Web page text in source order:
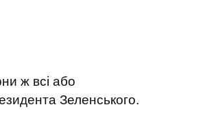
ж всі або
Зеленського.